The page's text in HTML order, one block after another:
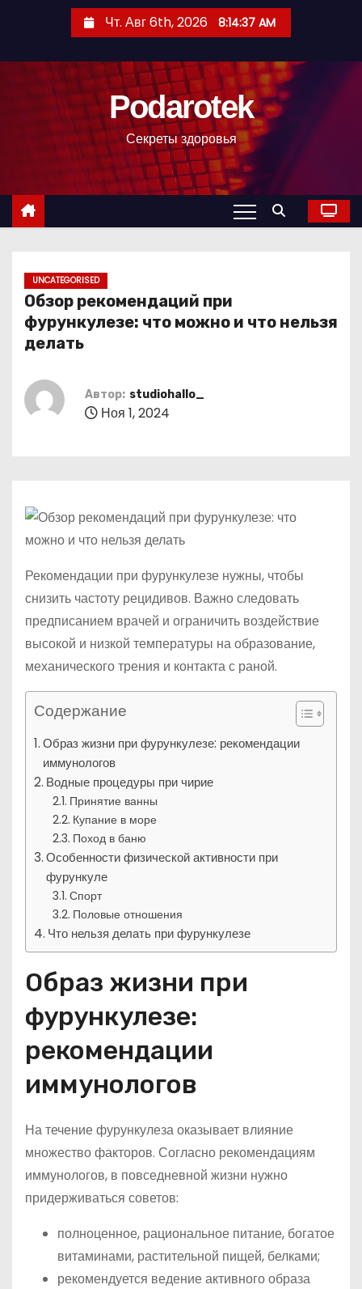
с
Чт. Авг 6th, 2026 8:14:38 AM
Podarotek
Секреты здоровья
UNCATEGORISED
Обзор рекомендаций при
фурункулезе: что можно и что нельзя
делать
Автор: studiohallo_
Ноя 1, 2024
Рекомендации при фурункулезе нужны, чтобы
снизить частоту рецидивов. Важно следовать
предписанием врачей и ограничить воздействие
высокой и низкой температуры на образование,
механического трения и контакта с раной.
Содержание
Образ жизни при фурункулезе: рекомендации
иммунологов
Водные процедуры при чирие
Принятие ванны
Купание в море
Поход в баню
Особенности физической активности при
фурункуле
Спорт
Половые отношения
Что нельзя делать при фурункулезе
Образ жизни при
фурункулезе:
рекомендации
иммунологов
На течение фурункулеза оказывает влияние
множество факторов. Согласно рекомендациям
иммунологов, в повседневной жизни нужно
придерживаться советов:
полноценное, рациональное питание, богатое
витаминами, растительной пищей, белками;
рекомендуется ведение активного образа